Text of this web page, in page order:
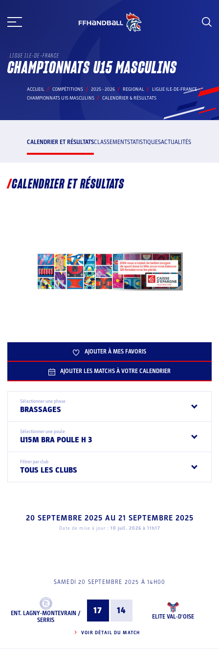
au
LIGUE ILE-DE-FRANCE
CHAMPIONNATS U15 MASCULINS
ACCUEIL COMPÉTITIONS 2025 - 2026 REGIONAL
LIGUE ILE-DE-FRANCE
CHAMPIONNATS U15 MASCULINS
CALENDRIER & RÉSULTATS
CALENDRIER ET RÉSULTATSCLASSEMENTSTATISTIQUESACTUALITÉS
CALENDRIER ET RÉSULTATS
AJOUTER À MES FAVORIS
AJOUTER LES MATCHS À VOTRE CALENDRIER
Sélectionner une phase
BRASSAGES
Sélectionner une poule
U15M BRA POULE H 3
Filtrer par club
TOUS LES CLUBS
20 SEPTEMBRE 2025 AU 21 SEPTEMBRE 2025
Date de mise à jour : 10 juil. 2026 à 11h17
SAMEDI 20 SEPTEMBRE 2025 À 14H00
ENT. LAGNY-MONTEVRAIN /
SERRIS
17 14
ELITE VAL-D'OISE
VOIR DÉTAIL DU MATCH